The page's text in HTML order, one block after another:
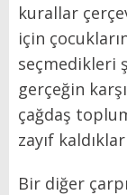
kurallar
için
seçmedikleri
gerçeğin
çağdaş
zayıf
Bir diğer